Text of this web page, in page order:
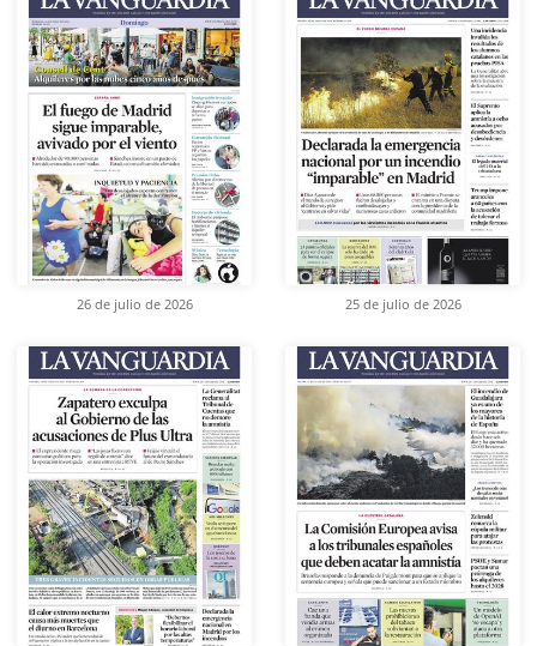
26 de julio de 2026 25 de julio de 2026